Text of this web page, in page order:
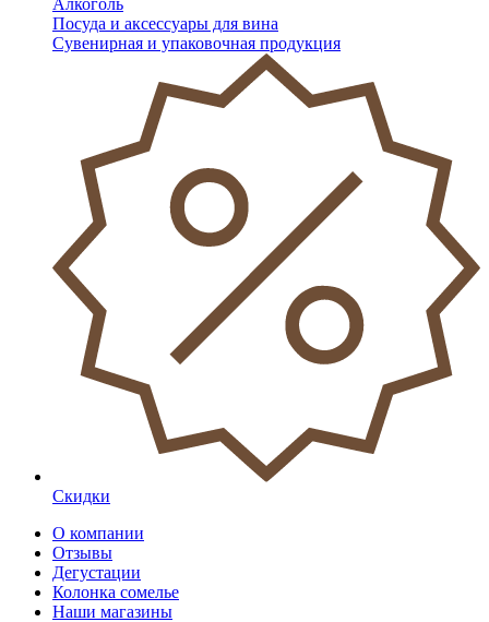
Алкоголь
Посуда и аксессуары для вина
Сувенирная и упаковочная продукция
Скидки
О компании
Отзывы
Дегустации
Колонка сомелье
Наши магазины